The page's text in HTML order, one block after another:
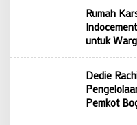
Rumah
untuk
Dedie
Pemkot